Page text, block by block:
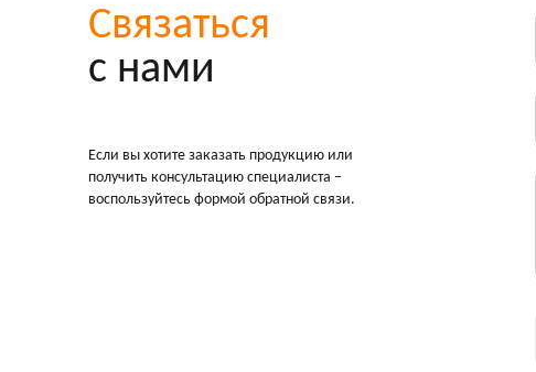
Связаться
с нами
Если вы хотите заказать продукцию или
получить консультацию специалиста –
воспользуйтесь формой обратной связи.